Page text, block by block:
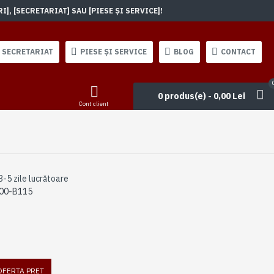
[SECRETARIAT] SAU [PIESE ȘI SERVICE]!
SECRETARIAT PIESE ȘI SERVICE BLOG CONTACT
Cont client
0 produs(e) - 0,00 Lei
5 zile lucrătoare
B115
PRET